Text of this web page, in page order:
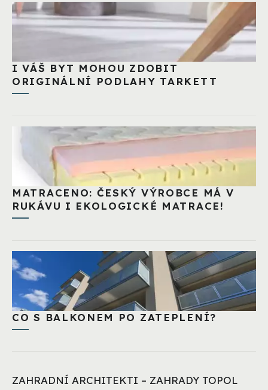
I VÁŠ BYT MOHOU ZDOBIT
ORIGINÁLNÍ PODLAHY TARKETT
MATRACENO: ČESKÝ VÝROBCE MÁ V
RUKÁVU I EKOLOGICKÉ MATRACE!
CO S BALKONEM PO ZATEPLENÍ?
ZAHRADNÍ ARCHITEKTI – ZAHRADY TOPOL